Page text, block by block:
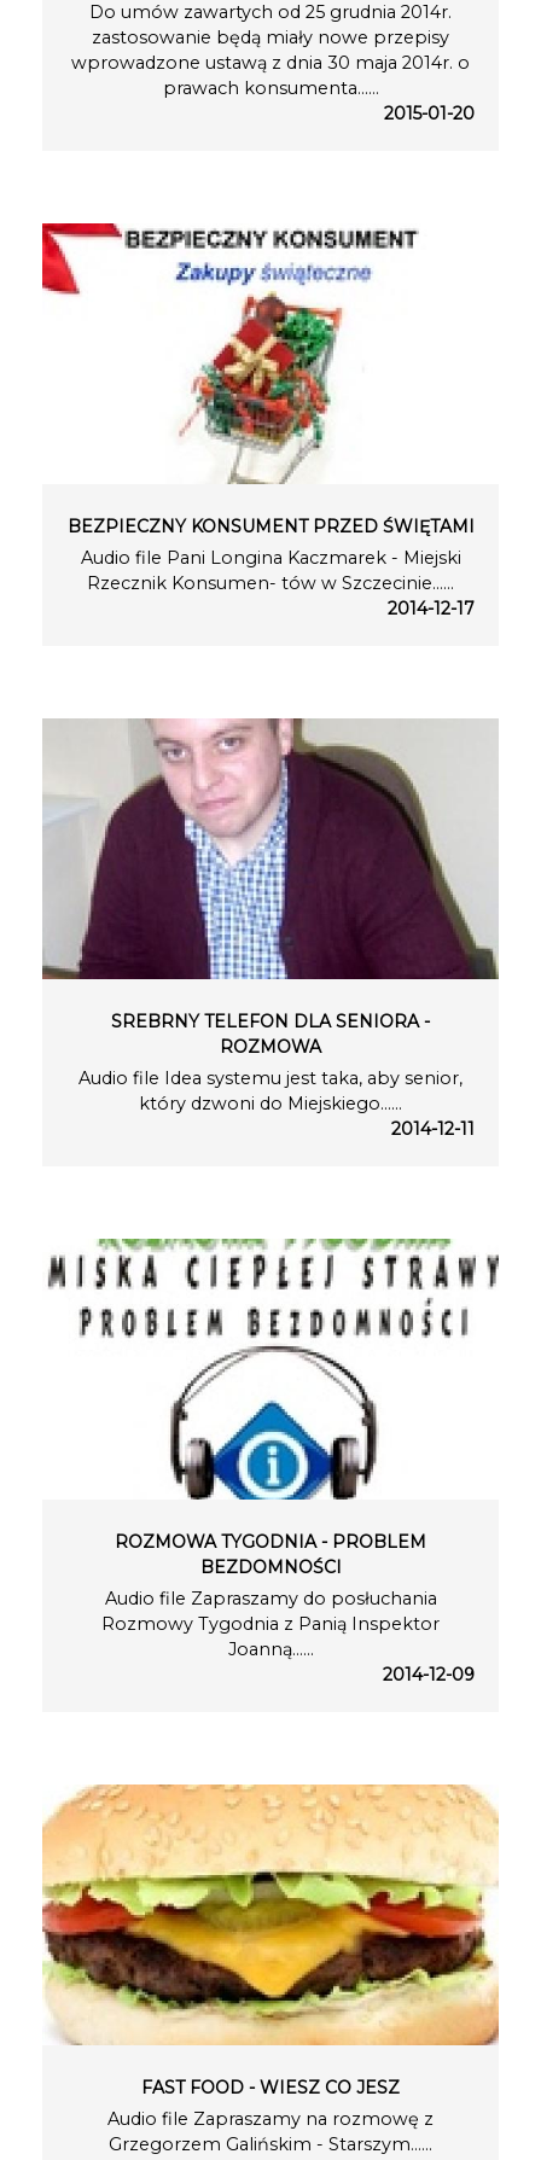
Do umów zawartych od 25 grudnia 2014r.
zastosowanie będą miały nowe przepisy
wprowadzone ustawą z dnia 30 maja 2014r. o
prawach konsumenta…...
2015-01-20
BEZPIECZNY KONSUMENT PRZED ŚWIĘTAMI
Audio file Pani Longina Kaczmarek - Miejski
Rzecznik Konsumen- tów w Szczecinie…...
2014-12-17
SREBRNY TELEFON DLA SENIORA -
ROZMOWA
Audio file Idea systemu jest taka, aby senior,
który dzwoni do Miejskiego…...
2014-12-11
ROZMOWA TYGODNIA - PROBLEM
BEZDOMNOŚCI
Audio file Zapraszamy do posłuchania
Rozmowy Tygodnia z Panią Inspektor
Joanną…...
2014-12-09
FAST FOOD - WIESZ CO JESZ
Audio file Zapraszamy na rozmowę z
Grzegorzem Galińskim - Starszym…...